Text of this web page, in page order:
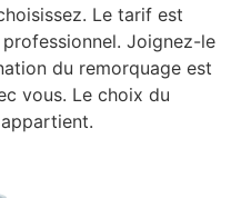
Le tarif est
Joignez-le
du remorquage est
vous. Le choix du